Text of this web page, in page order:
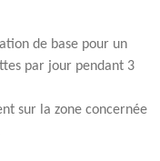
de base pour un
par jour pendant 3
sur la zone concernée